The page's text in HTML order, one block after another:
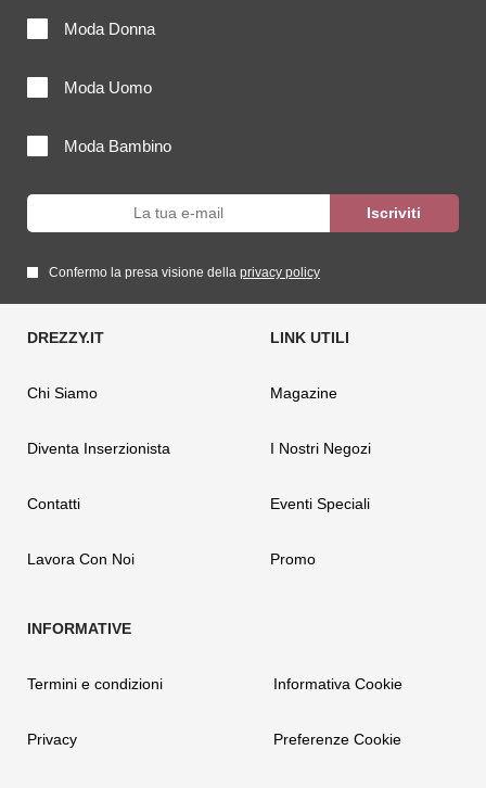
Moda Donna
Moda Uomo
Moda Bambino
Confermo la presa visione della privacy policy
Chi Siamo
Diventa Inserzionista
Contatti
Lavora Con Noi
Magazine
I Nostri Negozi
Eventi Speciali
Promo
Termini e condizioni
Privacy
Informativa Cookie
Preferenze Cookie